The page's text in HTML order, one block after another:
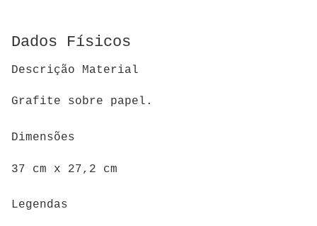
Dados Físicos
Descrição Material
Grafite sobre papel.
Dimensões
37 cm x 27,2 cm
Legendas